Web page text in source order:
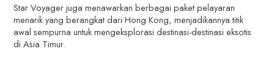
Star Voyager juga menawarkan berbagai paket pelayaran
menarik yang berangkat dari Hong Kong, menjadikannya titik
awal sempurna untuk mengeksplorasi destinasi-destinasi eksotis
di Asia Timur.